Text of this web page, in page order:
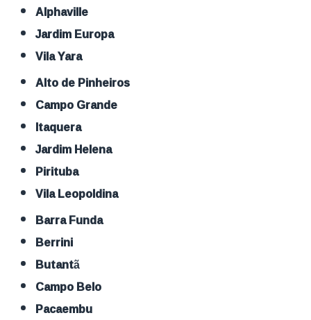
Alphaville
Jardim Europa
Vila Yara
Alto de Pinheiros
Campo Grande
Itaquera
Jardim Helena
Pirituba
Vila Leopoldina
Barra Funda
Berrini
Butantã
Campo Belo
Pacaembu